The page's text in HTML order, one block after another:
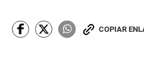
COPIAR